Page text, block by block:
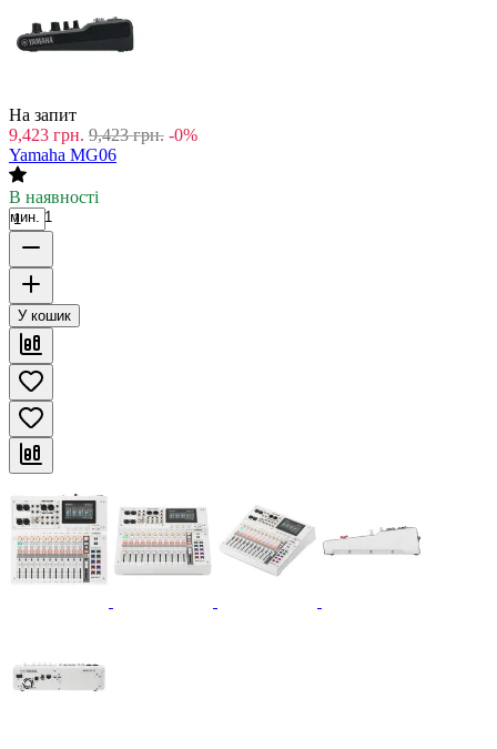
На запит
9,423 грн. 9,423 грн. -0%
Yamaha MG06
В наявності
мин. 1
У кошик